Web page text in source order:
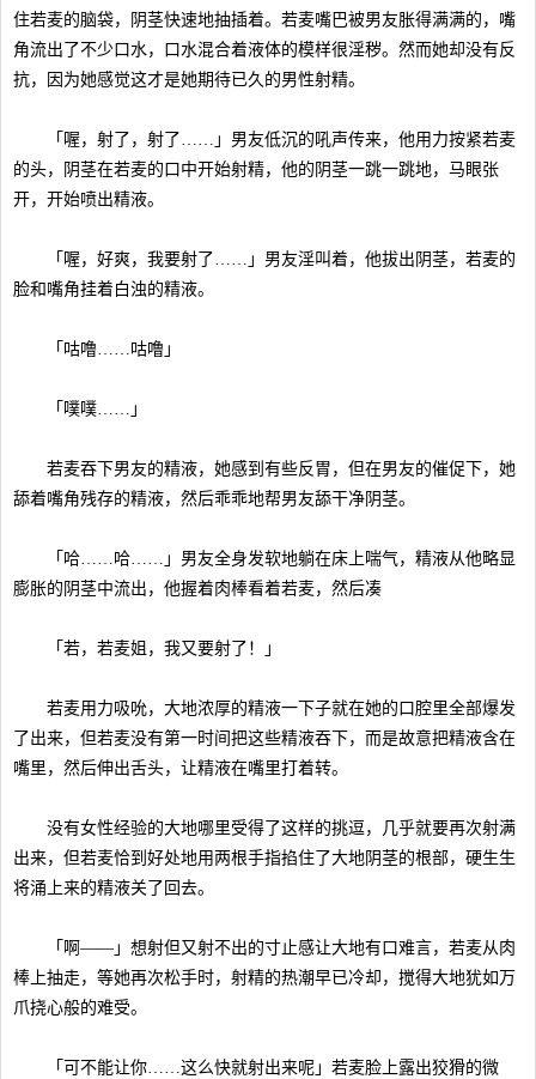
住若麦的脑袋，阴茎快速地抽插着。若麦嘴巴被男友胀得满满的，嘴
角流出了不少口水，口水混合着液体的模样很淫秽。然而她却没有反
抗，因为她感觉这才是她期待已久的男性射精。
「喔，射了，射了……」男友低沉的吼声传来，他用力按紧若麦
的头，阴茎在若麦的口中开始射精，他的阴茎一跳一跳地，马眼张
开，开始喷出精液。
「喔，好爽，我要射了……」男友淫叫着，他拔出阴茎，若麦的
脸和嘴角挂着白浊的精液。
「咕噜……咕噜」
「噗噗……」
若麦吞下男友的精液，她感到有些反胃，但在男友的催促下，她
舔着嘴角残存的精液，然后乖乖地帮男友舔干净阴茎。
「哈……哈……」男友全身发软地躺在床上喘气，精液从他略显
膨胀的阴茎中流出，他握着肉棒看着若麦，然后凑
「若，若麦姐，我又要射了！」
若麦用力吸吮，大地浓厚的精液一下子就在她的口腔里全部爆发
了出来，但若麦没有第一时间把这些精液吞下，而是故意把精液含在
嘴里，然后伸出舌头，让精液在嘴里打着转。
没有女性经验的大地哪里受得了这样的挑逗，几乎就要再次射满
出来，但若麦恰到好处地用两根手指掐住了大地阴茎的根部，硬生生
将涌上来的精液关了回去。
「啊——」想射但又射不出的寸止感让大地有口难言，若麦从肉
棒上抽走，等她再次松手时，射精的热潮早已冷却，搅得大地犹如万
爪挠心般的难受。
「可不能让你……这么快就射出来呢」若麦脸上露出狡猾的微